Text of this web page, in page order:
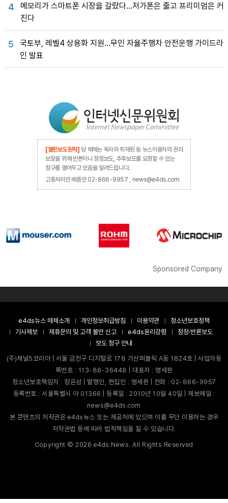
4
메모리가 스마트폰 시장을 갈랐다…저가폰은 줄고 프리미엄은 커
진다
5
국토부, 레벨4 상용화 지원…무인 자율주행차 안전운행 가이드라
인 발표
[열린보도원칙] 당 매체는 독자와 취재원 등 뉴스이용자의 권리
보장을 위해 반론이나 정정보도, 추후보도를 요청할 수 있는
창구를 열어두고 있음을 알려드립니다.
고충처리인 배종인 02-866-9957 , news@e4ds.com
Sponsored Company
e4ds뉴스 매체소개 개인정보취급방침 이용약관
청소년보호정책
기사제보
제휴문의 및 고객 불만 신고 e4ds윤리강령
정정·반론보도
보도 청구 안내
(주)채널5코리아 | 서울 금천구 디지털로 178 가산퍼블릭 A동 1824호 | 사업자등
록번호 : 113-86-36448 | 대표자 : 명세환
청소년보호책임자 : 장은성 | 발행인, 편집인 : 명세환 | 전화 : 02-866-9957
등록번호 : 서울특별시 아 01366 | 등록일 : 2010년 10월 40일 | 제보메일 :
news@e4ds.com
본 콘텐츠의 저작권은 e4ds뉴스 또는 제공처에 있으며 이를 무단 이용하는 경우
저작권법 등에 따라 법적책임을 질 수 있습니다.
Copyright ©2026 e4ds News. All Rights Reserved